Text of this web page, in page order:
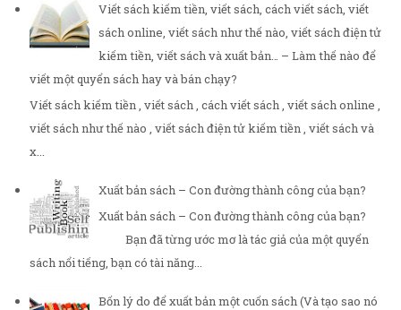
Viết sách kiếm tiền, viết sách, cách viết sách, viết
sách online, viết sách như thế nào, viết sách điện tử
kiếm tiền, viết sách và xuất bản… – Làm thế nào để
viết một quyển sách hay và bán chạy?
Viết sách kiếm tiền , viết sách , cách viết sách , viết sách online ,
viết sách như thế nào , viết sách điện tử kiếm tiền , viết sách và
x...
Xuất bản sách – Con đường thành công của bạn?
Xuất bản sách – Con đường thành công của bạn?
Bạn đã từng ước mơ là tác giả của một quyển
sách nổi tiếng, bạn có tài năng...
Bốn lý do để xuất bản một cuốn sách (Và tạo sao nó